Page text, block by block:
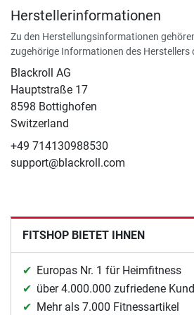
Herstellerinformationen
Zu den Herstellungsinformationen
zugehörige Informationen des Herstellers
Blackroll AG
Hauptstraße 17
8598 Bottighofen
Switzerland
+49 714130988530
support@blackroll.com
FITSHOP BIETET IHNEN
Europas Nr. 1 für Heimfitness
über 4.000.000 zufriedene
Mehr als 7.000 Fitnessartikel